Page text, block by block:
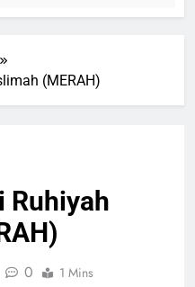
(MERAH)
Ruhiyah
0 1 Mins